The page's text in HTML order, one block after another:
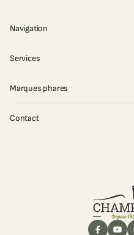
Navigation
Services
Marques phares
Contact